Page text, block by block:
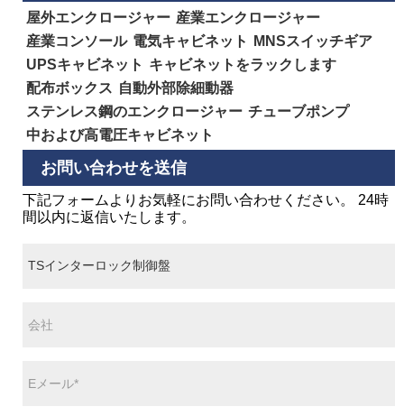
屋外エンクロージャー 産業エンクロージャー
産業コンソール 電気キャビネット
MNSスイッチギア
UPSキャビネット キャビネットをラックします
配布ボックス 自動外部除細動器
ステンレス鋼のエンクロージャー チューブポンプ
中および高電圧キャビネット
お問い合わせを送信
下記フォームよりお気軽にお問い合わせください。 24時
間以内に返信いたします。